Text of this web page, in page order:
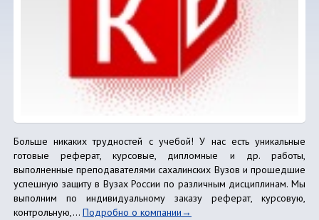
Больше никаких трудностей с учебой! У нас есть уникальные
готовые реферат, курсовые, дипломные и др. работы,
выполненные преподавателями сахалинских Вузов и прошедшие
успешную защиту в Вузах России по различным дисциплинам. Мы
выполним по индивидуальному заказу реферат, курсовую,
контрольную,... Подробно о компании